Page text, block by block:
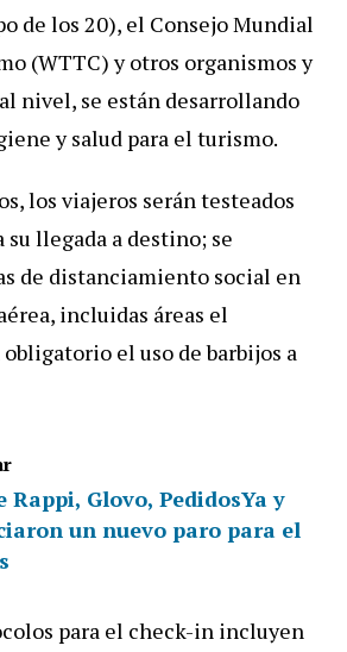
de los 20), el Consejo Mundial
(WTTC) y otros organismos y
nivel, se están desarrollando
y salud para el turismo.
los viajeros serán testeados
su llegada a destino; se
de distanciamiento social en
incluidas áreas el
obligatorio el uso de barbijos a
Rappi, Glovo, PedidosYa y
un nuevo paro para el
para el check-in incluyen